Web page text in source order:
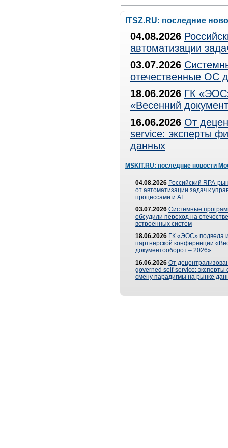
ITSZ.RU: последние
04.08.2026
автоматизации
03.07.2026
отечественные ОС
18.06.2026 ГК
«Весенний
16.06.2026 От
service: эксперты
данных
MSKIT.RU: последние новости
04.08.2026 Российский RPA-
от автоматизации задач к
процессами и AI
03.07.2026 Системные
обсудили переход на
встроенных систем
18.06.2026 ГК «ЭОС» подвела
партнерской конференции
документооборот – 2026»
16.06.2026 От
governed self-service: эксперты
смену парадигмы на рынке